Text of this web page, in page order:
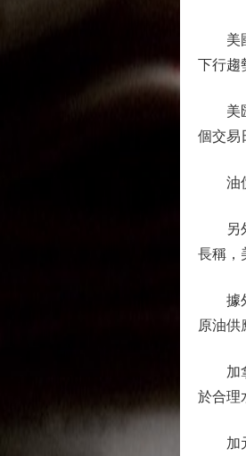
美國
下行趨
美匯
個交易
油價
另外
長稱，
據外
原油供
加拿
於合理
加元